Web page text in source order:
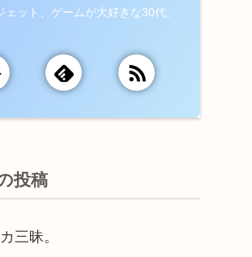
ェット、ゲームが大好きな30代。
投稿
三昧。